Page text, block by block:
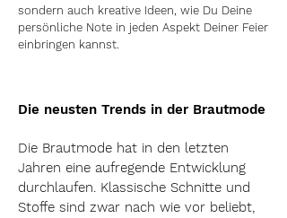
sondern auch kreative Ideen, wie Du Deine
persönliche Note in jeden Aspekt Deiner Feier
einbringen kannst.
Die neusten Trends in der Brautmode
Die Brautmode hat in den letzten
Jahren eine aufregende Entwicklung
durchlaufen. Klassische Schnitte und
Stoffe sind zwar nach wie vor beliebt,